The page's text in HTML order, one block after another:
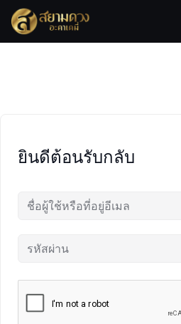
Skip
content
ยินดีต้อนรับกลับ